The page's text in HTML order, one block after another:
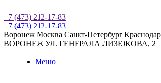
+
+7 (473) 212-17-83
+7 (473) 212-17-83
Воронеж Москва Санкт-Петербург Краснодар
ВОРОНЕЖ УЛ. ГЕНЕРАЛА ЛИЗЮКОВА, 2
Меню